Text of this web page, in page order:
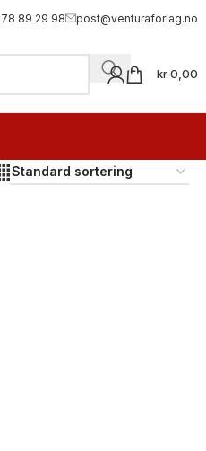
78 89 29 98 post@venturaforlag.no
kr0,00